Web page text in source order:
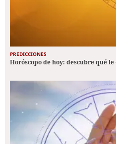
PREDICCIONES
Horóscopo de hoy: descubre qué